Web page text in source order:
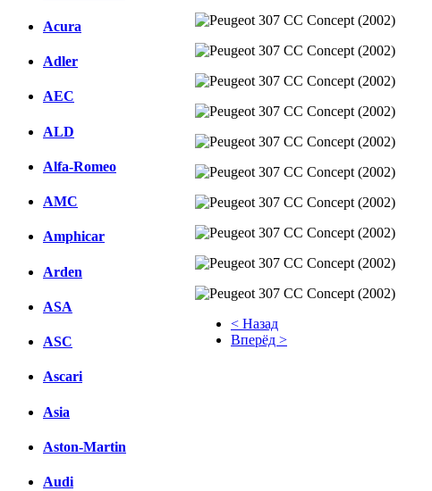
Acura
Adler
AEC
ALD
Alfa-Romeo
AMC
Amphicar
Arden
ASA
ASC
Ascari
Asia
Aston-Martin
Audi
< Назад
Вперёд >